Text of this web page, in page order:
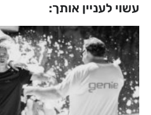
עשוי לעניין אותך: